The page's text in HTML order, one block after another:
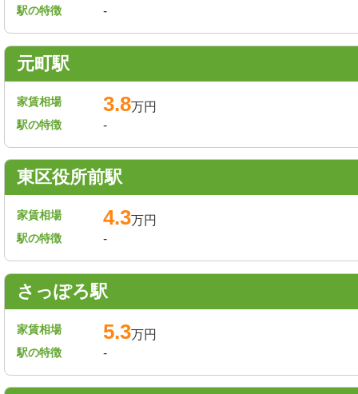
駅の特徴 -
元町駅
家賃相場 3.8万円
駅の特徴 -
東区役所前駅
家賃相場 4.3万円
駅の特徴 -
さっぽろ駅
家賃相場 5.3万円
駅の特徴 -